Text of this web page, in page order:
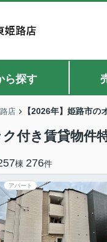
ら探す
店 【2026年】姫路市の
ク付き賃貸物件
棟 276件
アパート